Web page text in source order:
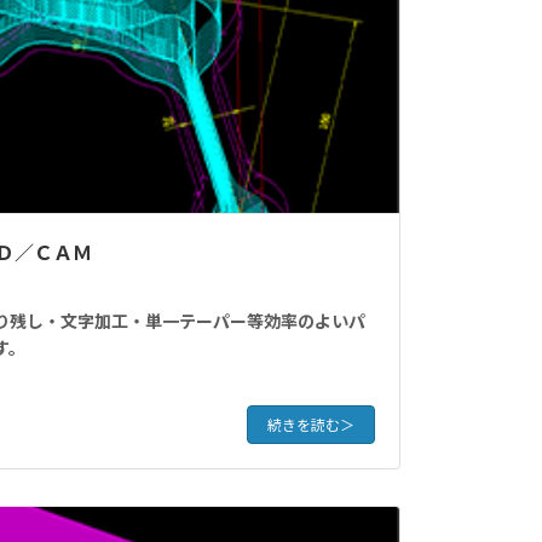
／ＣＡＭ
残し・文字加工・単一テーパー等効率のよいパ
続きを読む＞